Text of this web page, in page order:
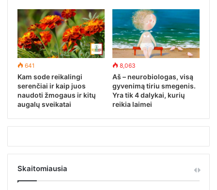
641
Kam sode reikalingi
serenčiai ir kaip juos
naudoti žmogaus ir kitų
augalų sveikatai
8,063
Aš – neurobiologas, visą
gyvenimą tiriu smegenis.
Yra tik 4 dalykai, kurių
reikia laimei
Skaitomiausia